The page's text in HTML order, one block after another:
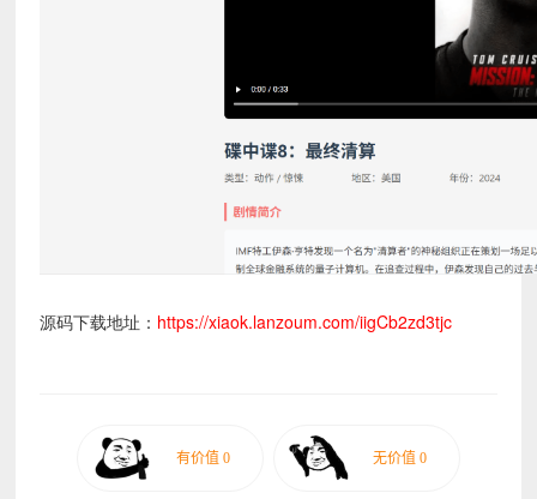
源码下载地址： https://xiaok.lanzoum.com/iigCb2zd3tjc